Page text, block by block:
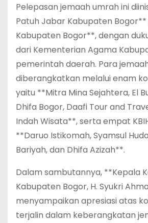
Pelepasan jemaah umrah ini
Patuh Jabar Kabupaten Bogor**
Kabupaten Bogor**, dengan
dari Kementerian Agama
pemerintah daerah. Para
diberangkatkan melalui enam
yaitu **Mitra Mina Sejahtera, El
Dhifa Bogor, Daafi Tour and
Indah Wisata**, serta empat
**Daruo Istikomah, Syamsul
Bariyah, dan Dhifa Azizah**.
Dalam sambutannya, **Kepala
Kabupaten Bogor, H. Syukri
menyampaikan apresiasi atas
terjalin dalam keberangkatan